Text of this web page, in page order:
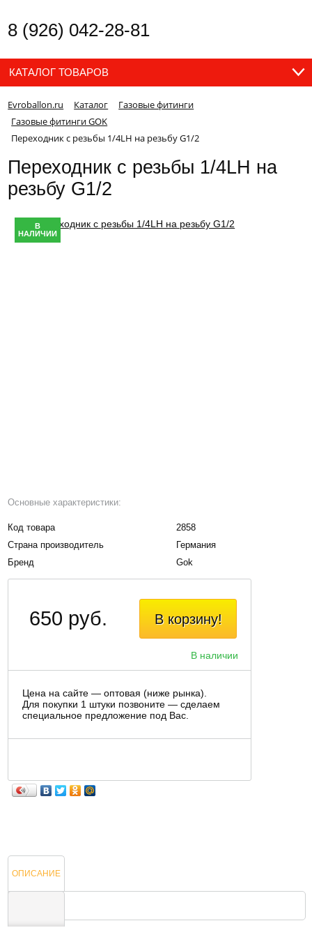
8 (926) 042-28-81
КАТАЛОГ ТОВАРОВ
Evroballon.ru Каталог
Газовые фитинги
Газовые фитинги GOK
Переходник с резьбы 1/4LH на резьбу G1/2
Переходник с резьбы 1/4LH на
резьбу G1/2
В
НАЛИЧИИ
Основные характеристики:
Код товара
2858
Страна производитель
Германия
Бренд
Gok
В корзину!
В наличии
650 руб.
Цена на сайте — оптовая (ниже рынка).
Для покупки 1 штуки позвоните — сделаем
специальное предложение под Вас.
ОПИСАНИЕ